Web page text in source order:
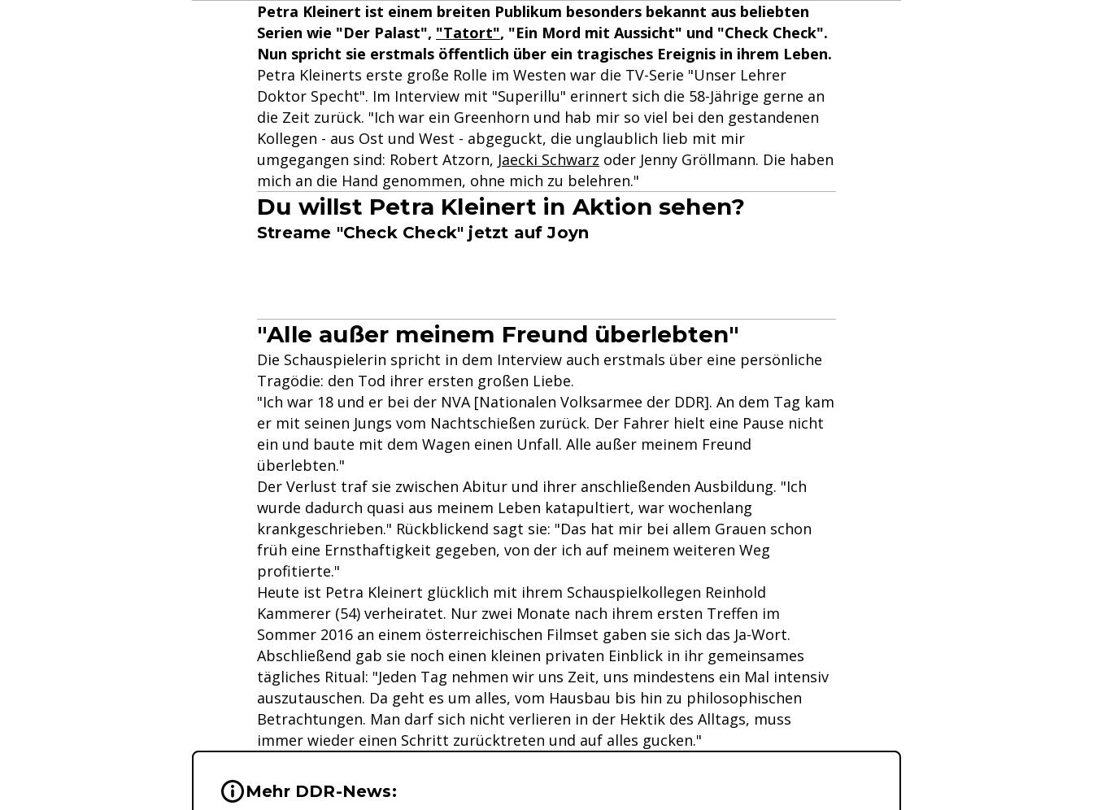
Petra Kleinert ist einem breiten Publikum besonders bekannt aus beliebten
Serien wie "Der Palast", "Tatort", "Ein Mord mit Aussicht" und "Check Check".
Nun spricht sie erstmals öffentlich über ein tragisches Ereignis in ihrem Leben.
Petra Kleinerts erste große Rolle im Westen war die TV-Serie "Unser Lehrer
Doktor Specht". Im Interview mit "Superillu" erinnert sich die 58-Jährige gerne an
die Zeit zurück. "Ich war ein Greenhorn und hab mir so viel bei den gestandenen
Kollegen - aus Ost und West - abgeguckt, die unglaublich lieb mit mir
umgegangen sind: Robert Atzorn, Jaecki Schwarz oder Jenny Gröllmann. Die haben
mich an die Hand genommen, ohne mich zu belehren."
Du willst Petra Kleinert in Aktion sehen?
Streame "Check Check" jetzt auf Joyn
"Alle außer meinem Freund überlebten"
Die Schauspielerin spricht in dem Interview auch erstmals über eine persönliche
Tragödie: den Tod ihrer ersten großen Liebe.
"Ich war 18 und er bei der NVA [Nationalen Volksarmee der DDR]. An dem Tag kam
er mit seinen Jungs vom Nachtschießen zurück. Der Fahrer hielt eine Pause nicht
ein und baute mit dem Wagen einen Unfall. Alle außer meinem Freund
überlebten."
Der Verlust traf sie zwischen Abitur und ihrer anschließenden Ausbildung. "Ich
wurde dadurch quasi aus meinem Leben katapultiert, war wochenlang
krankgeschrieben." Rückblickend sagt sie: "Das hat mir bei allem Grauen schon
früh eine Ernsthaftigkeit gegeben, von der ich auf meinem weiteren Weg
profitierte."
Heute ist Petra Kleinert glücklich mit ihrem Schauspielkollegen Reinhold
Kammerer (54) verheiratet. Nur zwei Monate nach ihrem ersten Treffen im
Sommer 2016 an einem österreichischen Filmset gaben sie sich das Ja-Wort.
Abschließend gab sie noch einen kleinen privaten Einblick in ihr gemeinsames
tägliches Ritual: "Jeden Tag nehmen wir uns Zeit, uns mindestens ein Mal intensiv
auszutauschen. Da geht es um alles, vom Hausbau bis hin zu philosophischen
Betrachtungen. Man darf sich nicht verlieren in der Hektik des Alltags, muss
immer wieder einen Schritt zurücktreten und auf alles gucken."
Wichtige Hinweise & Informationen zum Inhalt
Mehr DDR-News: